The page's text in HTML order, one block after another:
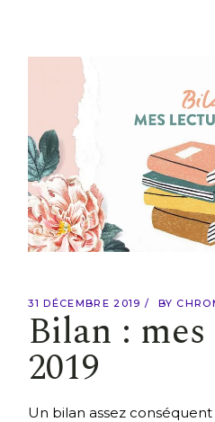
31 DÉCEMBRE 2019 BY
Bilan :
2019
Un bilan assez